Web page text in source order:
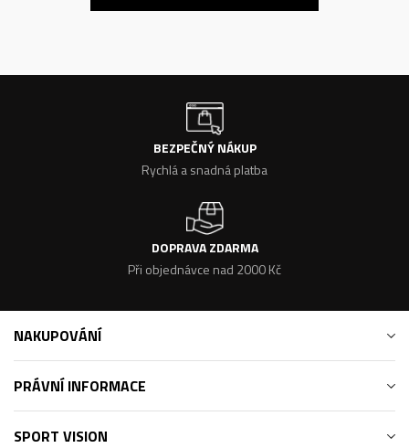
BEZPEČNÝ NÁKUP
Rychlá a snadná platba
DOPRAVA ZDARMA
Při objednávce nad 2000 Kč
NAKUPOVÁNÍ
PRÁVNÍ INFORMACE
SPORT VISION